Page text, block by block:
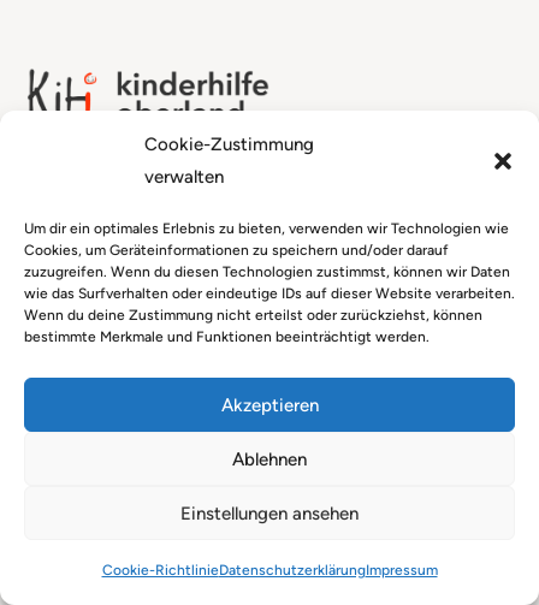
Cookie-Zustimmung
verwalten
Um dir ein optimales Erlebnis zu bieten, verwenden wir Technologien wie
Cookies, um Geräteinformationen zu speichern und/oder darauf
zuzugreifen. Wenn du diesen Technologien zustimmst, können wir Daten
wie das Surfverhalten oder eindeutige IDs auf dieser Website verarbeiten.
Wenn du deine Zustimmung nicht erteilst oder zurückziehst, können
bestimmte Merkmale und Funktionen beeinträchtigt werden.
Akzeptieren
Ablehnen
Einstellungen ansehen
Cookie-RichtlinieDatenschutz­erklärungImpressum
Kinderhilfe Oberland gGmbH
86971 Peiting
 08861 219 6100
 08861 219 4366
Startseite